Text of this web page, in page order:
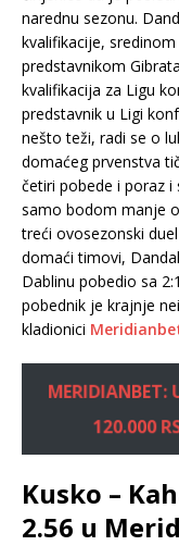
narednu sezonu.
kvalifikacije,
predstavnikom
kvalifikacija za Ligu
predstavnik u Ligi
nešto teži, radi se o
domaćeg prvenstva
četiri pobede i poraz
samo bodom manje
treći ovosezonski
domaći timovi,
Dablinu pobedio sa
pobednik je krajnje
kladionici
MERIDIANBET:
120.000
Kusko –
2.56 u